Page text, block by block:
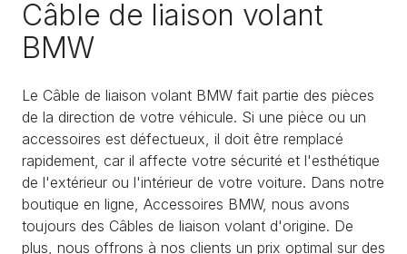
Câble de liaison volant
BMW
Le Câble de liaison volant BMW fait partie des pièces
de la direction de votre véhicule. Si une pièce ou un
accessoires est défectueux, il doit être remplacé
rapidement, car il affecte votre sécurité et l'esthétique
de l'extérieur ou l'intérieur de votre voiture. Dans notre
boutique en ligne, Accessoires BMW, nous avons
toujours des Câbles de liaison volant d'origine. De
plus, nous offrons à nos clients un prix optimal sur des